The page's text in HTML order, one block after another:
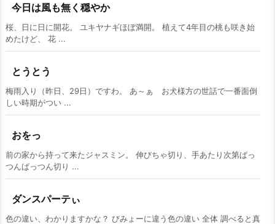
今日は風も無く穏やか
桜、日に日に開花。 ユキヤナギほぼ満開。 植えて4年目の桃も咲き始
めたけど、 花 ...
とうとう
梅雨入り（昨日、29日）ですわ。 あ～ぁ お犬様方の世話で一番面倒
しい時期がつい ...
おをっ
前の家から持って来たジャスミン。 伸びちゃ切り、手あたり次第ばっ
つんばっつん切り ...
ダンスパーテぃ
色の違い、わかりますかな？ びみょーに違う色の違い 全体 調べると真